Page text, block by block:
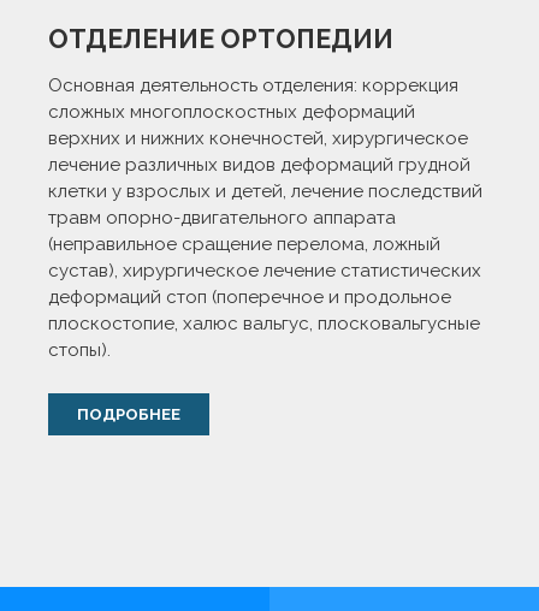
ОТДЕЛЕНИЕ ОРТОПЕДИИ
Основная деятельность отделения: коррекция
сложных многоплоскостных деформаций
верхних и нижних конечностей, хирургическое
лечение различных видов деформаций грудной
клетки у взрослых и детей, лечение последствий
травм опорно-двигательного аппарата
(неправильное сращение перелома, ложный
сустав), хирургическое лечение статистических
деформаций стоп (поперечное и продольное
плоскостопие, халюс вальгус, плосковальгусные
стопы).
ПОДРОБНЕЕ